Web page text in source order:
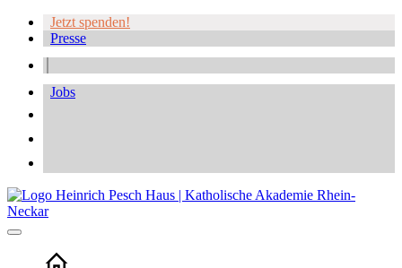
Jetzt spenden!
Presse
Jobs